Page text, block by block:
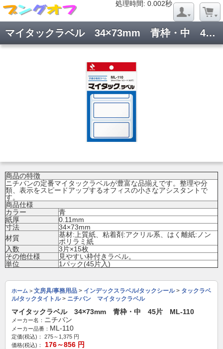
処理時間: 0.002秒
マイタックラベル 34×73mm 青枠・中 45片 ML-110
商品の特徴
ニチバンの定番マイタックラベルが豊富な品揃えです。整理や分
類、表示をスピードアップするオフィスの小さなアシスタントで
す。
商品仕様
カラー
青
紙厚
0.11mm
寸法
34×73mm
材質
基材:上質紙、粘着剤:アクリル系、はく離紙:ノン
ポリラミ紙
入数
3片×15枚
その他仕様
見やすい枠付きラベル。
単位
1パック(45片入)
ホーム > 文房具/事務用品 > インデックスラベル/タックシール> タックラベ
ル/タックタイトル> ニチバン マイタックラベル
マイタックラベル 34×73mm 青枠・中 45片 ML-110
メーカー名： ニチバン
メーカー品番： ML-110
定価(税込)： 275～1,375 円
価格(税込)：
176～856 円
処理時間: 0.018秒